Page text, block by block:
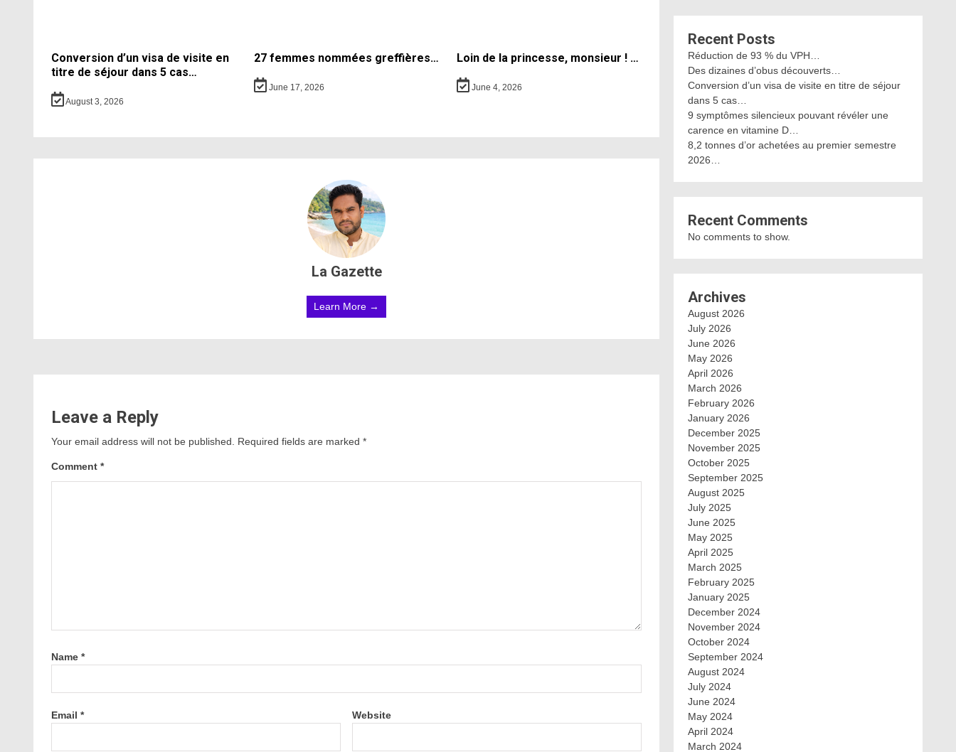
Conversion d’un visa de visite en
titre de séjour dans 5 cas…
August 3, 2026
27 femmes nommées greffières…
June 17, 2026
Loin de la princesse, monsieur ! …
June 4, 2026
La Gazette
Learn More →
Leave a Reply
Your email address will not be published. Required fields are marked *
Comment *
Name *
Email * Website
Recent Posts
Réduction de 93 % du VPH…
Des dizaines d’obus découverts…
Conversion d’un visa de visite en titre de séjour
dans 5 cas…
9 symptômes silencieux pouvant révéler une
carence en vitamine D…
8,2 tonnes d’or achetées au premier semestre
2026…
Recent Comments
No comments to show.
Archives
August 2026
July 2026
June 2026
May 2026
April 2026
March 2026
February 2026
January 2026
December 2025
November 2025
October 2025
September 2025
August 2025
July 2025
June 2025
May 2025
April 2025
March 2025
February 2025
January 2025
December 2024
November 2024
October 2024
September 2024
August 2024
July 2024
June 2024
May 2024
April 2024
March 2024